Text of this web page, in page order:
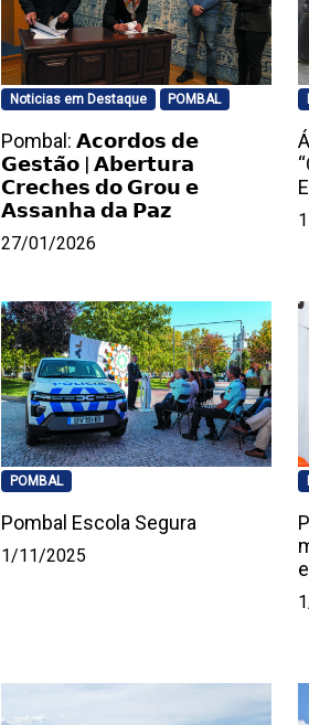
Noticias em Destaque POMBAL
Pombal: 𝗔𝗰𝗼𝗿𝗱𝗼𝘀 𝗱𝗲
𝗚𝗲𝘀𝘁𝗮̃𝗼 | 𝗔𝗯𝗲𝗿𝘁𝘂𝗿𝗮
𝗖𝗿𝗲𝗰𝗵𝗲𝘀 𝗱𝗼 𝗚𝗿𝗼𝘂 𝗲
𝗔𝘀𝘀𝗮𝗻𝗵𝗮 𝗱𝗮 𝗣𝗮𝘇
27/01/2026
POMBAL
Pombal Escola Segura
1/11/2025